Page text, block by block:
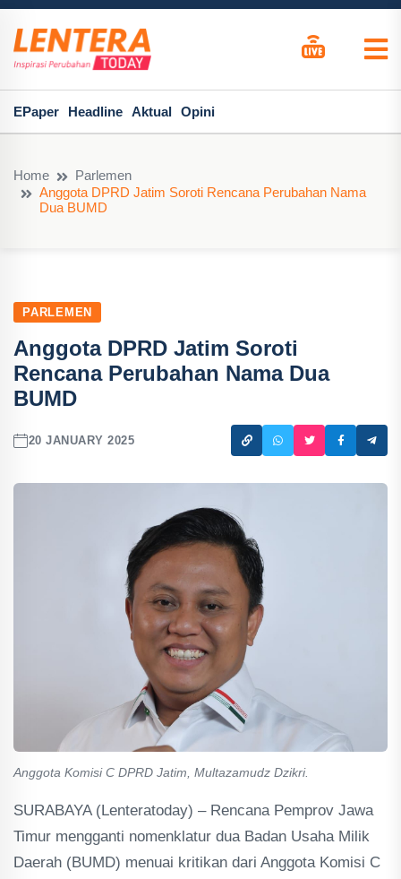
EPaper Headline Aktual Opini
Home
Parlemen
Anggota DPRD Jatim Soroti Rencana Perubahan Nama
Dua BUMD
PARLEMEN
Anggota DPRD Jatim Soroti
Rencana Perubahan Nama Dua
BUMD
20 JANUARY 2025
Anggota Komisi C DPRD Jatim, Multazamudz Dzikri.
SURABAYA (Lenteratoday) – Rencana Pemprov Jawa
Timur mengganti nomenklatur dua Badan Usaha Milik
Daerah (BUMD) menuai kritikan dari Anggota Komisi C